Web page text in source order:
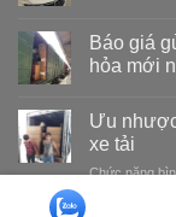
Báo giá
hỏa mới
Ưu
xe tải
Chức năng